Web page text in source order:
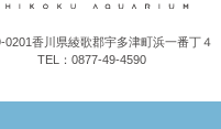
0201香川県綾歌郡宇多津町浜一番丁４
TEL：0877-49-4590